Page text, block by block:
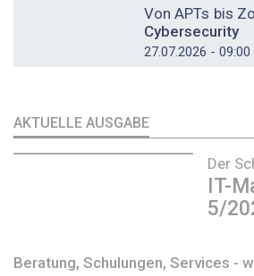
Von APTs bis
Cybersecurity
27.07.2026 - 09:00
AKTUELLE AUSGABE
Der
IT-
5/
Beratung, Schulungen, Services -